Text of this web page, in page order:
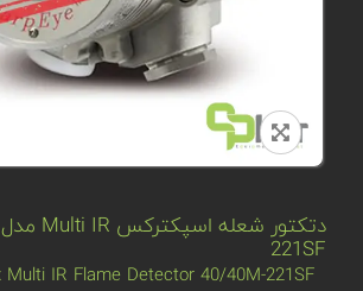
221SF
Multi IR Flame Detector 40/40M-221SF